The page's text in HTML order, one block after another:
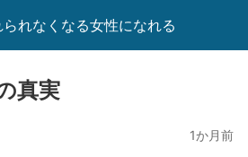
れなくなる女性になれる
真実
1か月前